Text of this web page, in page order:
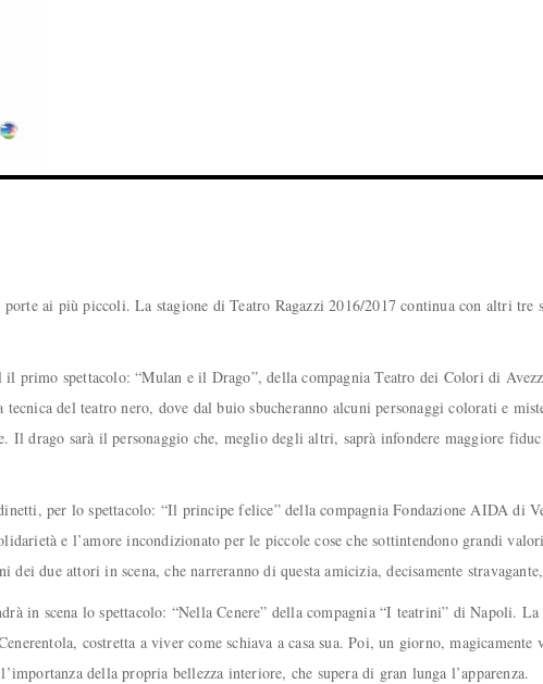
ai più piccoli. La stagione di Teatro Ragazzi 2016/2017 continua con altri tre
spettacolo: “Mulan e il Drago”, della compagnia Teatro dei Colori di
del teatro nero, dove dal buio sbucheranno alcuni personaggi colorati e
Il drago sarà il personaggio che, meglio degli altri, saprà infondere maggiore
per lo spettacolo: “Il principe felice” della compagnia Fondazione AIDA di
e l’amore incondizionato per le piccole cose che sottintendono grandi
dei due attori in scena, che narreranno di questa amicizia, decisamente
in scena lo spettacolo: “Nella Cenere” della compagnia “I teatrini” di Napoli. La
costretta a viver come schiava a casa sua. Poi, un giorno, magicamente
della propria bellezza interiore, che supera di gran lunga l’apparenza.